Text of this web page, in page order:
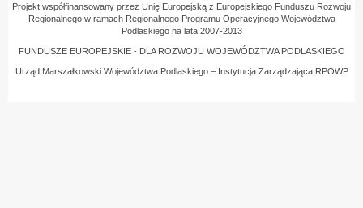
Projekt współfinansowany przez Unię Europejską z Europejskiego Funduszu Rozwoju
Regionalnego w ramach Regionalnego Programu Operacyjnego Województwa
Podlaskiego na lata 2007-2013
FUNDUSZE EUROPEJSKIE - DLA ROZWOJU WOJEWÓDZTWA PODLASKIEGO
Urząd Marszałkowski Województwa Podlaskiego – Instytucja Zarządzająca RPOWP